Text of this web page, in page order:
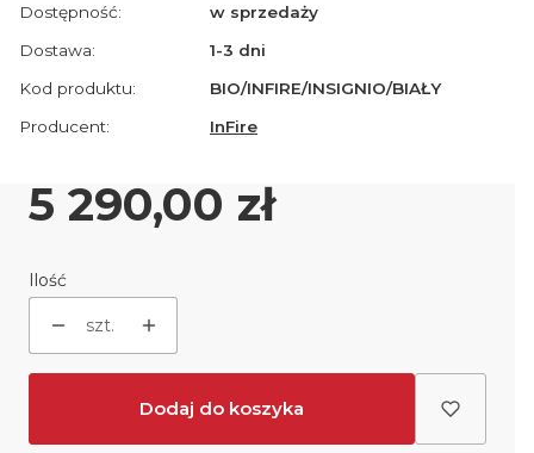
Dostępność:
w sprzedaży
Dostawa:
1-3 dni
Kod produktu:
BIO/INFIRE/INSIGNIO/BIAŁY
Producent:
InFire
Cena
5 290,00 zł
Ilość
szt.
Dodaj do koszyka